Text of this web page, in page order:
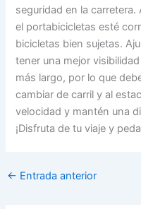
seguridad en la
el portabicicletas esté
bicicletas bien sujetas.
tener una mejor
más largo, por lo que
cambiar de carril y al
velocidad y mantén una
¡Disfruta de tu viaje y
← Entrada anterior